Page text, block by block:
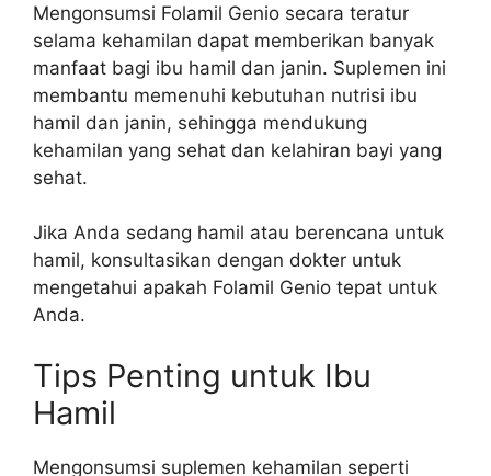
Mengonsumsi Folamil Genio secara teratur
selama kehamilan dapat memberikan banyak
manfaat bagi ibu hamil dan janin. Suplemen ini
membantu memenuhi kebutuhan nutrisi ibu
hamil dan janin, sehingga mendukung
kehamilan yang sehat dan kelahiran bayi yang
sehat.
Jika Anda sedang hamil atau berencana untuk
hamil, konsultasikan dengan dokter untuk
mengetahui apakah Folamil Genio tepat untuk
Anda.
Tips Penting untuk Ibu
Hamil
Mengonsumsi suplemen kehamilan seperti